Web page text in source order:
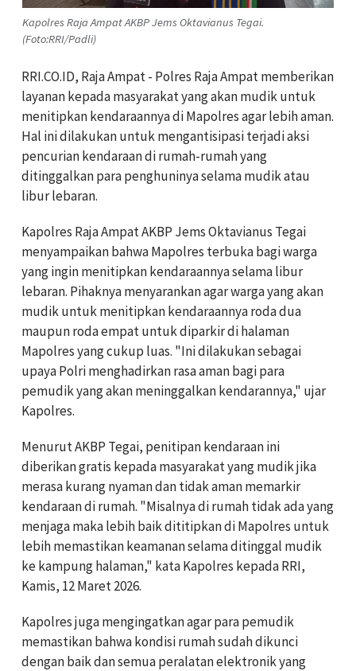
Kapolres Raja Ampat AKBP Jems Oktavianus Tegai.
(Foto:RRI/Padli)
RRI.CO.ID, Raja Ampat - Polres Raja Ampat memberikan
layanan kepada masyarakat yang akan mudik untuk
menitipkan kendaraannya di Mapolres agar lebih aman.
Hal ini dilakukan untuk mengantisipasi terjadi aksi
pencurian kendaraan di rumah-rumah yang
ditinggalkan para penghuninya selama mudik atau
libur lebaran.
Kapolres Raja Ampat AKBP Jems Oktavianus Tegai
menyampaikan bahwa Mapolres terbuka bagi warga
yang ingin menitipkan kendaraannya selama libur
lebaran. Pihaknya menyarankan agar warga yang akan
mudik untuk menitipkan kendaraannya roda dua
maupun roda empat untuk diparkir di halaman
Mapolres yang cukup luas. "Ini dilakukan sebagai
upaya Polri menghadirkan rasa aman bagi para
pemudik yang akan meninggalkan kendarannya," ujar
Kapolres.
Menurut AKBP Tegai, penitipan kendaraan ini
diberikan gratis kepada masyarakat yang mudik jika
merasa kurang nyaman dan tidak aman memarkir
kendaraan di rumah. "Misalnya di rumah tidak ada yang
menjaga maka lebih baik dititipkan di Mapolres untuk
lebih memastikan keamanan selama ditinggal mudik
ke kampung halaman," kata Kapolres kepada RRI,
Kamis, 12 Maret 2026.
Kapolres juga mengingatkan agar para pemudik
memastikan bahwa kondisi rumah sudah dikunci
dengan baik dan semua peralatan elektronik yang